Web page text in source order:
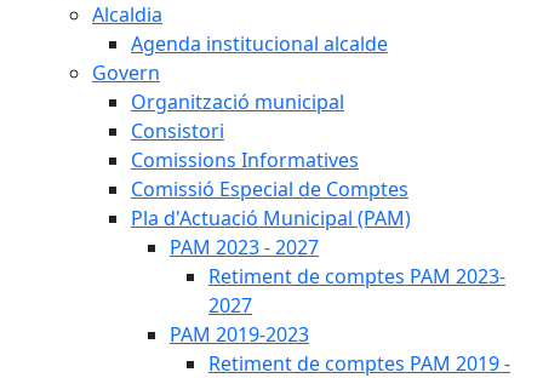
Alcaldia
Agenda institucional alcalde
Govern
Organització municipal
Consistori
Comissions Informatives
Comissió Especial de Comptes
Pla d'Actuació Municipal (PAM)
PAM 2023 - 2027
Retiment de comptes PAM 2023-
2027
PAM 2019-2023
Retiment de comptes PAM 2019 -